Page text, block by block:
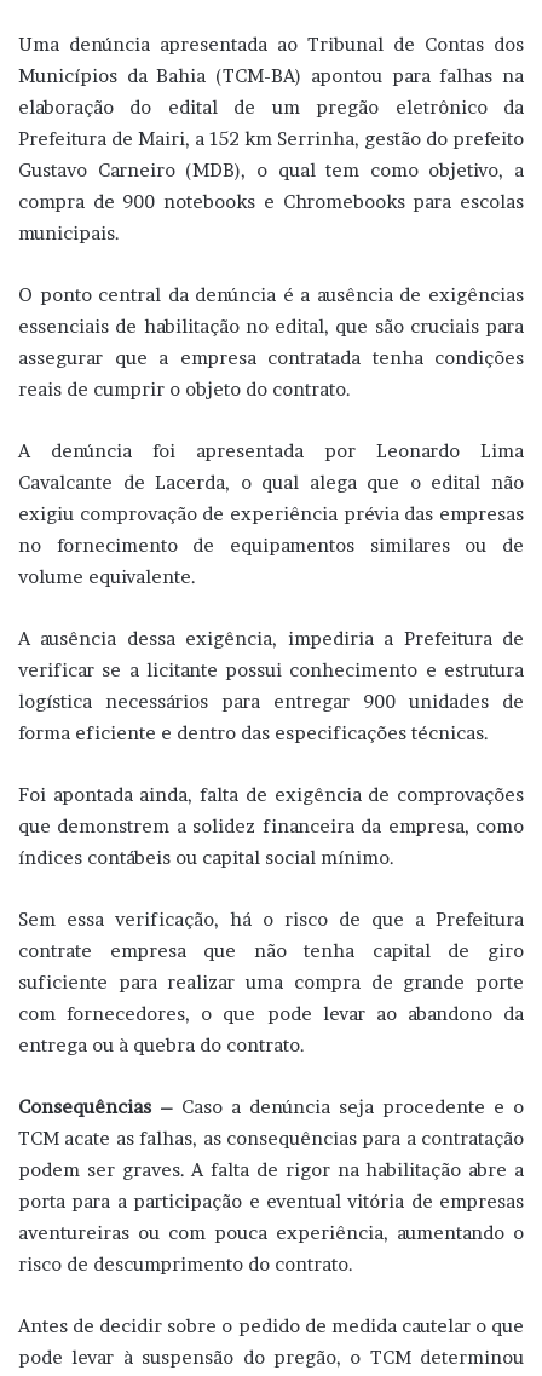
Uma denúncia apresentada ao Tribunal de Contas dos
Municípios da Bahia (TCM-BA) apontou para falhas na
elaboração do edital de um pregão eletrônico da
Prefeitura de Mairi, a 152 km Serrinha, gestão do prefeito
Gustavo Carneiro (MDB), o qual tem como objetivo, a
compra de 900 notebooks e Chromebooks para escolas
municipais.
O ponto central da denúncia é a ausência de exigências
essenciais de habilitação no edital, que são cruciais para
assegurar que a empresa contratada tenha condições
reais de cumprir o objeto do contrato.
A denúncia foi apresentada por Leonardo Lima
Cavalcante de Lacerda, o qual alega que o edital não
exigiu comprovação de experiência prévia das empresas
no fornecimento de equipamentos similares ou de
volume equivalente.
A ausência dessa exigência, impediria a Prefeitura de
verificar se a licitante possui conhecimento e estrutura
logística necessários para entregar 900 unidades de
forma eficiente e dentro das especificações técnicas.
Foi apontada ainda, falta de exigência de comprovações
que demonstrem a solidez financeira da empresa, como
índices contábeis ou capital social mínimo.
Sem essa verificação, há o risco de que a Prefeitura
contrate empresa que não tenha capital de giro
suficiente para realizar uma compra de grande porte
com fornecedores, o que pode levar ao abandono da
entrega ou à quebra do contrato.
Consequências – Caso a denúncia seja procedente e o
TCM acate as falhas, as consequências para a contratação
podem ser graves. A falta de rigor na habilitação abre a
porta para a participação e eventual vitória de empresas
aventureiras ou com pouca experiência, aumentando o
risco de descumprimento do contrato.
Antes de decidir sobre o pedido de medida cautelar o que
pode levar à suspensão do pregão, o TCM determinou